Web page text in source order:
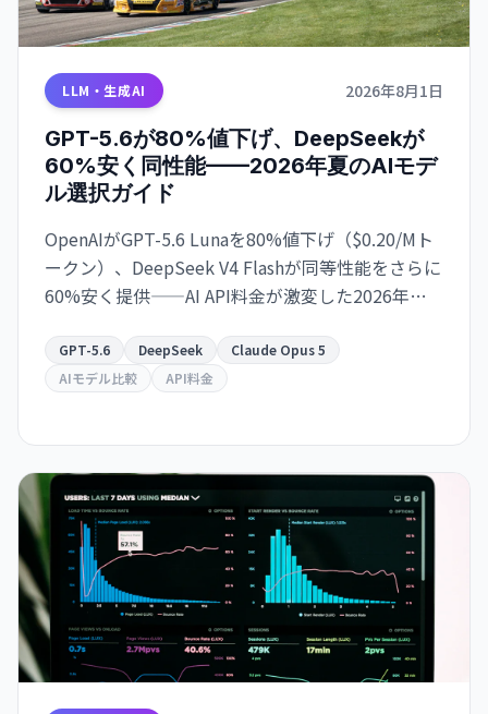
LLM・生成AI 2026年8月1日
GPT-5.6が80%値下げ、DeepSeekが
60%安く同性能——2026年夏のAIモデ
ル選択ガイド
OpenAIがGPT-5.6 Lunaを80%値下げ（$0.20/Mト
ークン）、DeepSeek V4 Flashが同等性能をさらに
60%安く提供——AI API料金が激変した2026年夏、
践ガイド。
GPT-5.6 DeepSeek
Claude Opus 5
AIモデル比較
API料金